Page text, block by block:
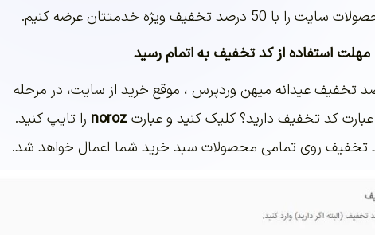
مهلت استفاده از کد تخفیف به اتمام رسید
استفاده از 50 درصد تخفیف عیدانه میهن وردپرس ، موقع خرید از سایت، در مرحله
کد تخفیف دارید؟ کلیک کنید و عبارتnoroz را تایپ کنید.